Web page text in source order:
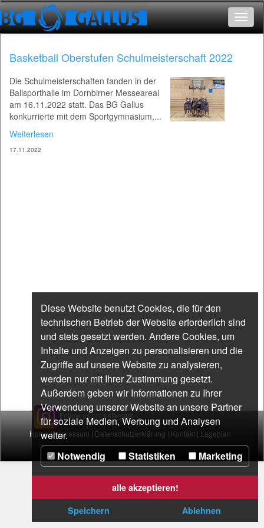
Toggle
Basketball Oberstufen Schulmeisterschaft 2022
Die Schulmeisterschaften fanden in der
Ballsporthalle im Dornbirner Messeareal
am 16.11.2022 statt. Das BG Gallus
konkurrierte mit dem Sportgymnasium,...
Weiterlesen
17.11.2022
Follow us on Instagram
Home|Impressum | Datenschutzerklärung | Kontakt | Lageplan
Diese Website benutzt Cookies, die für den
technischen Betrieb der Website erforderlich sind
und stets gesetzt werden. Andere Cookies, um
Inhalte und Anzeigen zu personalisieren und die
Zugriffe auf unsere Website zu analysieren,
werden nur mit Ihrer Zustimmung gesetzt.
Außerdem geben wir Informationen zu Ihrer
Verwendung unserer Website an unsere Partner
für soziale Medien, Werbung und Analysen
weiter.
Notwendig
Statistiken Marketing
alle akzeptieren!
Speichern
Ablehnen